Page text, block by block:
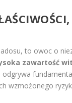
to owoc o
zawartość
wzmożonego